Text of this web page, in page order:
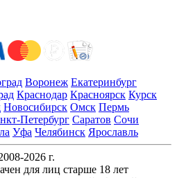
Воронеж Екатеринбург
Краснодар Красноярск Курск
Новосибирск Омск Пермь
Петербург Саратов Сочи
Уфа Челябинск Ярославль
2026 г.
для лиц старше 18 лет